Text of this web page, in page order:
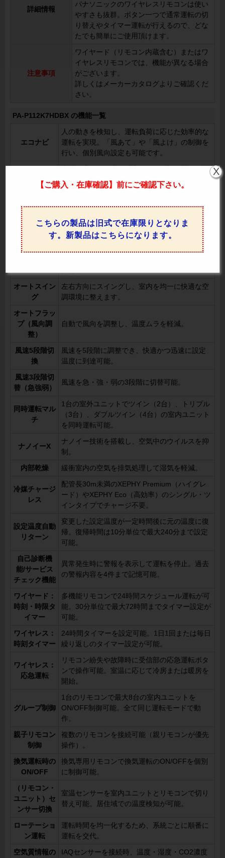
詳細情報
パナソニックのワイヤレスリモコンは使い
やすさも抜群。ボタン一つで通常運転の切
り替えやタイマー運転が行えるので、どな
たでも簡単にご使用頂けます。
注意事項
ワイヤード（リモコン内蔵含む）またはワ
イヤレスリモコンでは、機能が異なる場合
がございます。
詳しくはメーカーカタログよりご確認くだ
さい。
PA-P112K7HDBX の機能一覧
エコナビ
人の動きを検知し、運転負荷に応じた効率的な
運転を実現。「風あて」や「風よけ」の制御を
行い、個別風向設定も可能です。
適な温度を維持。
ットスター
年間冷房
（-15°C）
外気温-15°Cまで対応し、寒冷地域でも冷房運
オートスイン
グ
左右方向にスイングし、室内を均一に快適な空
調環境に整えます。
オートフラッ
プ（風向調
整）
自動で風向を調整し、温度ムラを軽減。
風速5段階切
換
風速を5段階に調整でき、快適かつ迅速に設定
温度に到達可能。
風速3段階切
替（急強弱）
風速を急・強・弱の3段階に切替可能。
同時運転マル
チ
1台の室外ユニットでツイン（2台）、トリプル
（3台）、ダブルツイン（4台）の室内ユニット
を同時運転可能。
ナノイーX
ナノイー技術を搭載し、空気中のウイルスを抑
制。
内部乾燥 緩衝室内の空気を排気処理して湿気を軽減。
冷媒チャージ
レス
配管長30m未満のXEPHY Premium（ハイグレ
ード）やXEPHY Eco（高効率）のシングル・ツ
インタイプでチャージ不要。
設定温度自動
リターン
変更した設定温度が一定時間後に元の温度に復
帰。復帰時間は10分単位で最大240分まで設定
可能。
自己診断機
能/サービス
チェック機能
異常発生時に警報を表示して運転を停止。過去
の警報内容を4件まで記憶可能。
ワイヤード：
時刻・時限タ
イマー
多機能リモコンで24時間スケジュール運転が可
能。30分単位で最大72時間までタイマー設定が
可能。
ワイヤレス：
時刻タイマー
24時間タイマーを設定可能。1日1回または毎日
繰り返しのタイマー設定が可能。
ワイヤレス：
応急運転
リモコン紛失や故障時に受信部の応急運転ボタ
ンで操作可能。室温に応じて冷房または暖房を
開始。
グループ制御
1台のリモコンで最大8台の室内ユニットを
ON/OFF制御可能。全て同じ運転モードで動
作。
親子リモコン
制御
複数のリモコンを接続可能（親リモコンが優先
操作）。
換気運転時の
ON/OFF
換気専用リモコンで換気運転のON/OFFを個別
に制御可能。
（リモコン・
ユニット）セ
ンサー切換
室温センサーを室内ユニットとリモコンで切り
替え可能。居住域での温度検知が可能。
ローテーショ
ン運転
運転時間を均一化するため、系統ごとに順番に
運転を交代。
空気質情報の IAQセンサーを接続時、温度・湿度・CO2濃度
【ご購入・在庫確認】前にご確認下さい。
こちらの製品は旧式で在庫限りとなりま
す。新製品はこちらになります。
X